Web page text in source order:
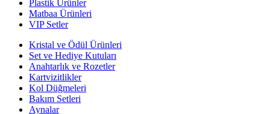
Plastik Ürünler
Matbaa Ürünleri
VIP Setler
Kristal ve Ödül Ürünleri
Set ve Hediye Kutuları
Anahtarlık ve Rozetler
Kartvizitlikler
Kol Düğmeleri
Bakım Setleri
Aynalar